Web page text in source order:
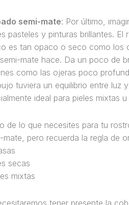
semi-mate: Por último,
pasteles y pinturas brillantes.
es tan opaco o seco como los
mate hace. Da un poco de
como las ojeras poco
tuviera un equilibrio entre luz
ideal para pieles mixtas
de lo que necesites para tu
pero recuerda la regla de
secas
mixtas
tener presente la